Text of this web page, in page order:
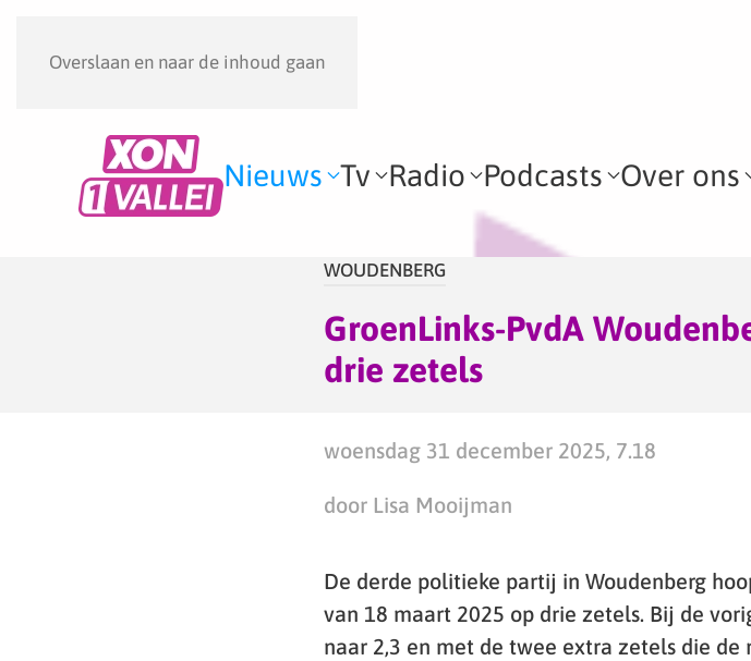
Overslaan en naar de inhoud gaan
Nieuws Tv Radio Podcasts Over ons
WOUDENBERG
GroenLinks-PvdA
drie zetels
woensdag 31 december 2025, 7.18
door Lisa Mooijman
De derde politieke partij in Woudenberg
van 18 maart 2025 op drie zetels. Bij de
naar 2,3 en met de twee extra zetels die